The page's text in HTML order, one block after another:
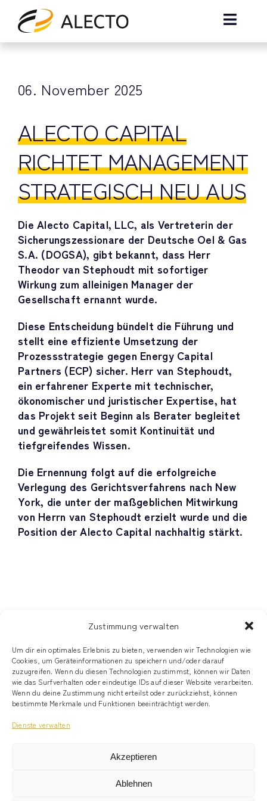
Zustimmung verwalten
Um dir ein optimales Erlebnis zu bieten, verwenden wir Technologien wie
Cookies, um Geräteinformationen zu speichern und/oder darauf
zuzugreifen. Wenn du diesen Technologien zustimmst, können wir Daten
wie das Surfverhalten oder eindeutige IDs auf dieser Website verarbeiten.
Wenn du deine Zustimmung nicht erteilst oder zurückziehst, können
bestimmte Merkmale und Funktionen beeinträchtigt werden.
Dienste verwalten
Akzeptieren
Ablehnen
Inhalt
springen
Toggle
Über Uns
News
Kontakt
06. November 2025
ALECTO CAPITAL
RICHTET MANAGEMENT
STRATEGISCH NEU AUS
Die Alecto Capital, LLC, als Vertreterin der
Sicherungszessionare der Deutsche Oel & Gas
S.A. (DOGSA), gibt bekannt, dass Herr
Theodor van Stephoudt mit sofortiger
Wirkung zum alleinigen Manager der
Gesellschaft ernannt wurde.
Diese Entscheidung bündelt die Führung und
stellt eine effiziente Umsetzung der
Prozessstrategie gegen Energy Capital
Partners (ECP) sicher. Herr van Stephoudt,
ein erfahrener Experte mit technischer,
ökonomischer und juristischer Expertise, hat
das Projekt seit Beginn als Berater begleitet
und gewährleistet somit Kontinuität und
tiefgreifendes Wissen.
Die Ernennung folgt auf die erfolgreiche
Verlegung des Gerichtsverfahrens nach New
York, die unter der maßgeblichen Mitwirkung
von Herrn van Stephoudt erzielt wurde und die
Position der Alecto Capital nachhaltig stärkt.
© Alecto Capital, LLC
Newsletter
Kontakt
Impressum